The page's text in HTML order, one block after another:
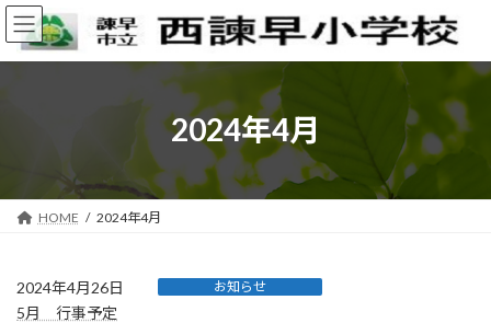
コ
ン
ナ
ビ
2024年4月
HOME 2024年4月
2024年4月26日 お知らせ
5月 行事予定